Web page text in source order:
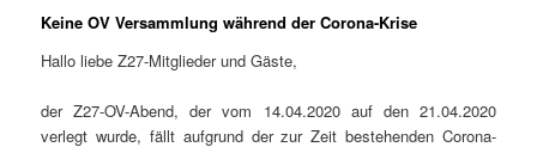
Keine OV Versammlung während der Corona-Krise
Hallo liebe Z27-Mitglieder und Gäste,
der Z27-OV-Abend, der vom 14.04.2020 auf den 21.04.2020
verlegt wurde, fällt aufgrund der zur Zeit bestehenden Corona-